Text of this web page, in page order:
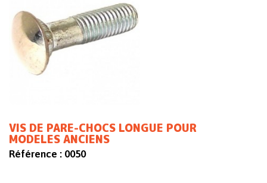
VIS DE PARE-CHOCS LONGUE POUR
MODELES ANCIENS
Référence : 0050